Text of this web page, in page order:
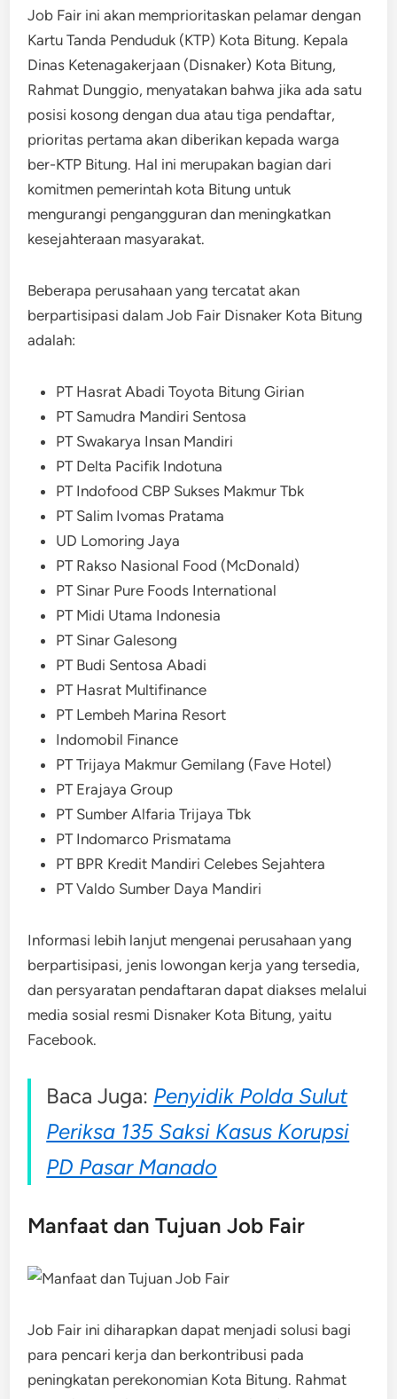
Job Fair ini akan memprioritaskan pelamar dengan
Kartu Tanda Penduduk (KTP) Kota Bitung. Kepala
Dinas Ketenagakerjaan (Disnaker) Kota Bitung,
Rahmat Dunggio, menyatakan bahwa jika ada satu
posisi kosong dengan dua atau tiga pendaftar,
prioritas pertama akan diberikan kepada warga
ber-KTP Bitung. Hal ini merupakan bagian dari
komitmen pemerintah kota Bitung untuk
mengurangi pengangguran dan meningkatkan
kesejahteraan masyarakat.
Beberapa perusahaan yang tercatat akan
berpartisipasi dalam Job Fair Disnaker Kota Bitung
adalah:
PT Hasrat Abadi Toyota Bitung Girian
PT Samudra Mandiri Sentosa
PT Swakarya Insan Mandiri
PT Delta Pacifik Indotuna
PT Indofood CBP Sukses Makmur Tbk
PT Salim Ivomas Pratama
UD Lomoring Jaya
PT Rakso Nasional Food (McDonald)
PT Sinar Pure Foods International
PT Midi Utama Indonesia
PT Sinar Galesong
PT Budi Sentosa Abadi
PT Hasrat Multifinance
PT Lembeh Marina Resort
Indomobil Finance
PT Trijaya Makmur Gemilang (Fave Hotel)
PT Erajaya Group
PT Sumber Alfaria Trijaya Tbk
PT Indomarco Prismatama
PT BPR Kredit Mandiri Celebes Sejahtera
PT Valdo Sumber Daya Mandiri
Informasi lebih lanjut mengenai perusahaan yang
berpartisipasi, jenis lowongan kerja yang tersedia,
dan persyaratan pendaftaran dapat diakses melalui
media sosial resmi Disnaker Kota Bitung, yaitu
Facebook.
Baca Juga: Penyidik Polda Sulut
Periksa 135 Saksi Kasus Korupsi
PD Pasar Manado
Manfaat dan Tujuan Job Fair
Job Fair ini diharapkan dapat menjadi solusi bagi
para pencari kerja dan berkontribusi pada
peningkatan perekonomian Kota Bitung. Rahmat